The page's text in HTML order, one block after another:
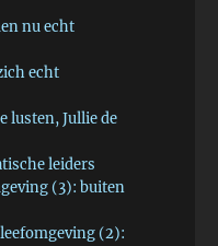
nu echt
echt
lusten, Jullie de
leiders
(3): buiten
(2):